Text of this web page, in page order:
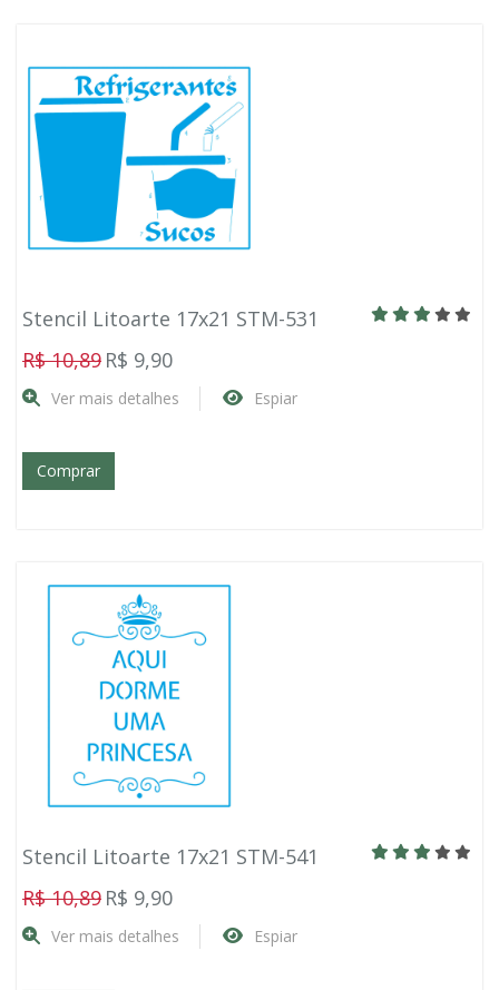
Stencil Litoarte 17x21 STM-531
R$ 10,89 R$ 9,90
Ver mais detalhes Espiar
Comprar
Stencil Litoarte 17x21 STM-541
R$ 10,89 R$ 9,90
Ver mais detalhes Espiar